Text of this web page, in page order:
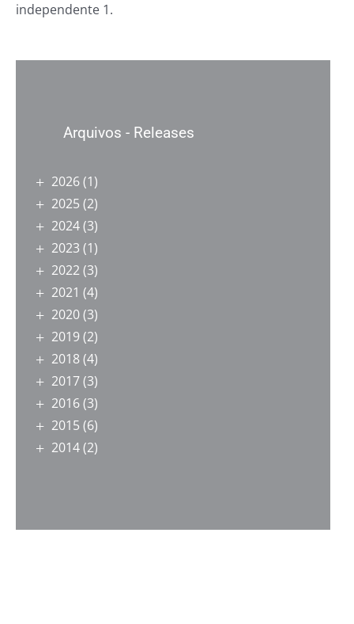
independente 1.
Arquivos - Releases
2026(1)
2025 (2)
2024(3)
2023 (1)
2022(3)
2021 (4)
2020(3)
2019(2)
2018(4)
2017(3)
2016(3)
2015 (6)
2014(2)